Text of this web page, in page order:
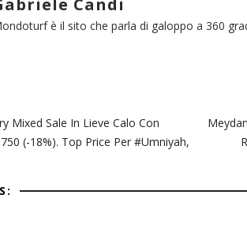
Candi
è il sito che parla di galoppo a 360
Mixed Sale In Lieve Calo Con
(-18%). Top Price Per #Umniyah,